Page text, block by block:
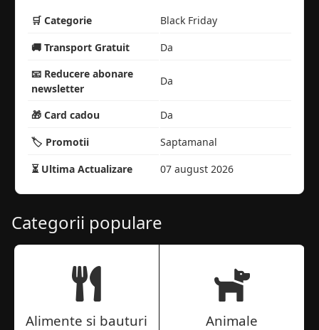
🛒 Categorie
Black Friday
🚚 Transport Gratuit
Da
📧 Reducere abonare
newsletter
Da
🎁 Card cadou
Da
🏷️ Promotii
Saptamanal
⏳ Ultima Actualizare
07 august 2026
Categorii populare
Alimente si bauturi Animale